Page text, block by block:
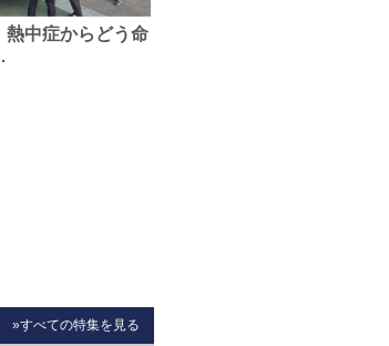
熱中症からどう命
»すべての特集を見る